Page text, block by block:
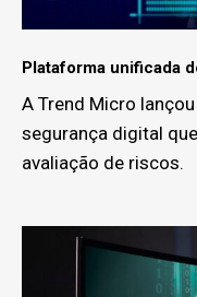
Plataforma unificada
A Trend Micro
segurança digital
avaliação de riscos.